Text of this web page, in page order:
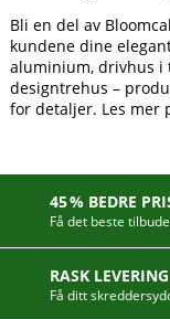
Bli en del av
kundene dine
aluminium, drivhus i
designtrehus –
for detaljer. Les mer
45 % BEDRE
Få det beste
RASK LEVERING
Få ditt